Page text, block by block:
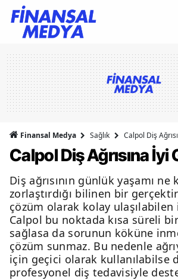
Finansal Medya Sağlık Calpol Diş
Calpol Diş Ağrısına İyi
Diş ağrısının günlük yaşamı ne
zorlaştırdığı bilinen bir
çözüm olarak kolay ulaşılabilen
Calpol bu noktada kısa süreli
sağlasa da sorunun köküne
çözüm sunmaz. Bu nedenle
için geçici olarak kullanılabilse
profesyonel diş tedavisiyle